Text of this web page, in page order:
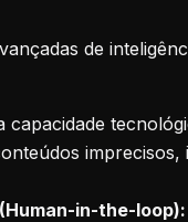
de
capacidade
in-the-loop):